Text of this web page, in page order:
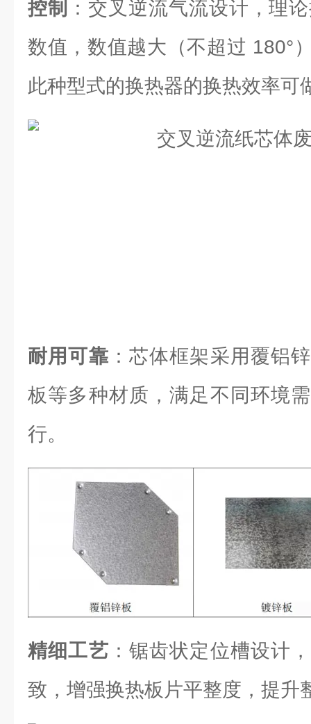
控制
：交叉逆流气流设计，理
数值，数值越大（不超过 180°
此种型式的换热器的换热效率可
耐用可靠 ：芯体框架采用覆铝
板等多种材质，满足不同环境
行。
精细工艺 ：锯齿状定位槽设计
致，增强换热板片平整度，提升